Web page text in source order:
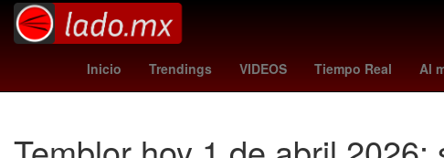
Inicio Trendings VIDEOS Tiempo Real Al
Incendio Gobierno Epidemiología Deportivo